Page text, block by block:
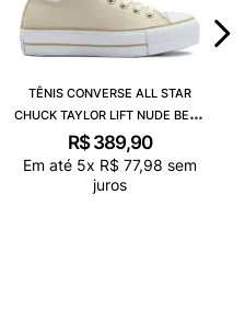
TÊNIS CONVERSE ALL STAR
CHUCK TAYLOR LIFT NUDE BEGE
CLARO BRANCO CT09830003
R$ 389,90
Em até 5x R$ 77,98 sem
juros